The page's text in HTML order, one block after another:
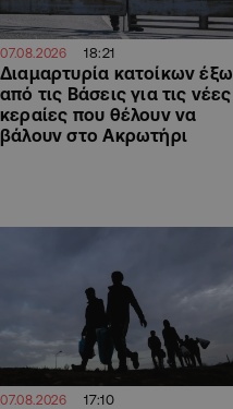
07.08.2026 18:21
Διαμαρτυρία κατοίκων έξω
από τις Βάσεις για τις νέες
κεραίες που θέλουν να
βάλουν στο Ακρωτήρι
07.08.2026 17:10